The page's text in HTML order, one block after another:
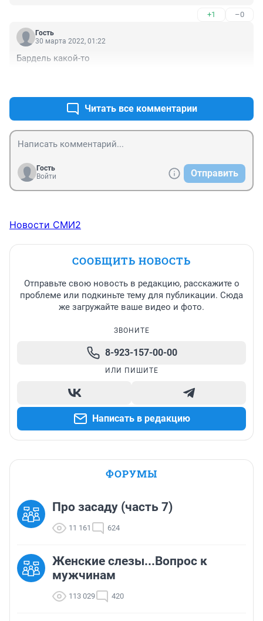
+1 –0
Гость
30 марта 2022, 01:22
Бардель какой-то
Читать все комментарии
Гость
Войти
Отправить
Новости СМИ2
СООБЩИТЬ НОВОСТЬ
Отправьте свою новость в редакцию, расскажите о
проблеме или подкиньте тему для публикации. Сюда
же загружайте ваше видео и фото.
ЗВОНИТЕ
8-923-157-00-00
ИЛИ ПИШИТЕ
Написать в редакцию
ФОРУМЫ
Про засаду (часть 7)
11 161 624
Женские слезы...Вопрос к
мужчинам
113 029 420